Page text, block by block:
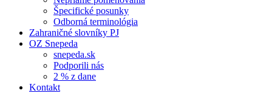
Špecifické posunky
Odborná terminológia
Zahraničné slovníky PJ
OZ Snepeda
snepeda.sk
Podporili nás
2 % z dane
Kontakt